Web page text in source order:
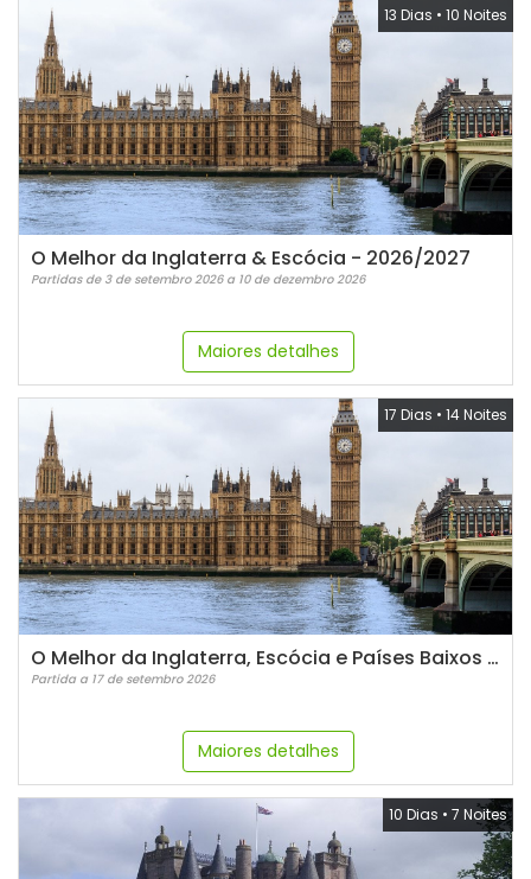
13 Dias • 10 Noites
O Melhor da Inglaterra & Escócia - 2026/2027
Partidas de 3 de setembro 2026 a 10 de dezembro 2026
Maiores detalhes
17 Dias • 14 Noites
O Melhor da Inglaterra, Escócia e Países Baixos - 2026
Partida a 17 de setembro 2026
Maiores detalhes
10 Dias • 7 Noites